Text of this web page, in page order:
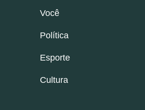
Você
Política
Esporte
Cultura